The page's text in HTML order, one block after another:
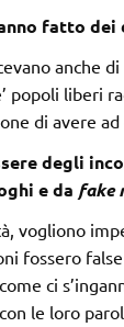
fatto
anche
popoli liberi
di avere
degli
e da fake
vogliono
fossero
ci
le loro